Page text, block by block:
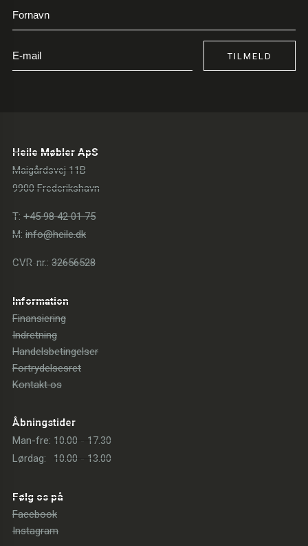
TILMELD
Heile Møbler ApS
Maigårdsvej 11B
9900 Frederikshavn
T: +45 98 42 01 75
M: info@heile.dk
CVR-nr.: 32656528
Information
Finansiering
Indretning
Handelsbetingelser
Fortrydelsesret
Kontakt os
Åbningstider
Man-fre: 10.00 - 17.30
Lørdag:
10.00 - 13.00
Følg os på
Facebook
Instagram